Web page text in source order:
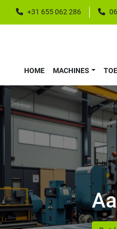
+31 655 062 286
HOME MACHINES